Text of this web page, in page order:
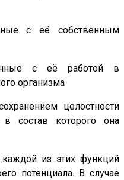
с её собственным
с её работой в
организма
целостности
в состав которого она
из этих функций
потенциала. В случае